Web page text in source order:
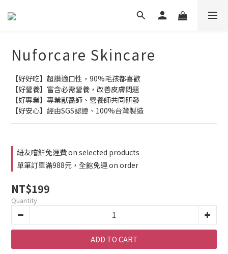
Nuforcare Skincare
【好好吃】超讚適口性，90%毛孩都喜歡
【好營養】富含必需營養，改善皮膚問題
【好專業】專業獸醫師、營養師共同研發
【好安心】經由SGS認證、100%台灣製造
紐友嚐鮮免運費 on selected products
單筆訂單滿988元，全館免運 on order
NT$199
Quantity
ADD TO CART